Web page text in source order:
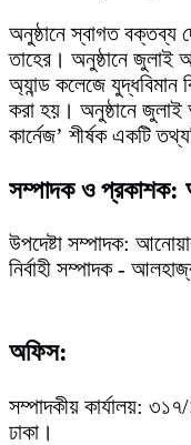
অনুষ্ঠানে স্বাগত বক্তব্য
তাহের। অনুষ্ঠানে জুলাই
অ্যান্ড কলেজে যুদ্ধবিমান
করা হয়। অনুষ্ঠানে
কার্নেজ’ শীর্ষক একটি
সম্পাদক ও প্রকাশক:
উপদেষ্টা সম্পাদক:
নির্বাহী সম্পাদক -
অফিস:
সম্পাদকীয় কার্যালয়:
ঢাকা।